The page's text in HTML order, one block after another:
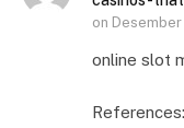
on
online slot
References: